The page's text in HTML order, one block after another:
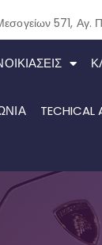
571, Αγ.
TECHICAL